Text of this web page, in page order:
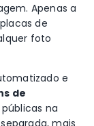
Apenas a
de
foto
e
de
na
mais